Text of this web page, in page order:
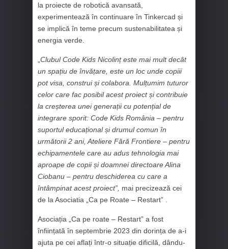
la proiecte de robotică avansată,
experimentează în continuare în Tinkercad și
se implică în teme precum sustenabilitatea și
energia verde.
Clubul Code Kids Nicolinț este mai mult decât
un spațiu de învățare, este un loc unde copiii
pot visa, construi și colabora. Mulțumim tuturor
celor care fac posibil acest proiect și contribuie
la creșterea unei generații cu potențial de
integrare sporit: Code Kids România – pentru
suportul educațional și drumul comun în
următorii 2 ani, Ateliere Fără Frontiere – pentru
echipamentele care au adus tehnologia mai
aproape de copii și doamnei directoare Alina
Ciobanu – pentru deschiderea cu care a
întâmpinat acest proiect”, mai precizează cei
de la Asociatia „Ca pe Roate – Restart” .
Asociația „Ca pe roate – Restart” a fost
înființată în septembrie 2023 din dorința de a-i
ajuta pe cei aflați într-o situație dificilă, dându-